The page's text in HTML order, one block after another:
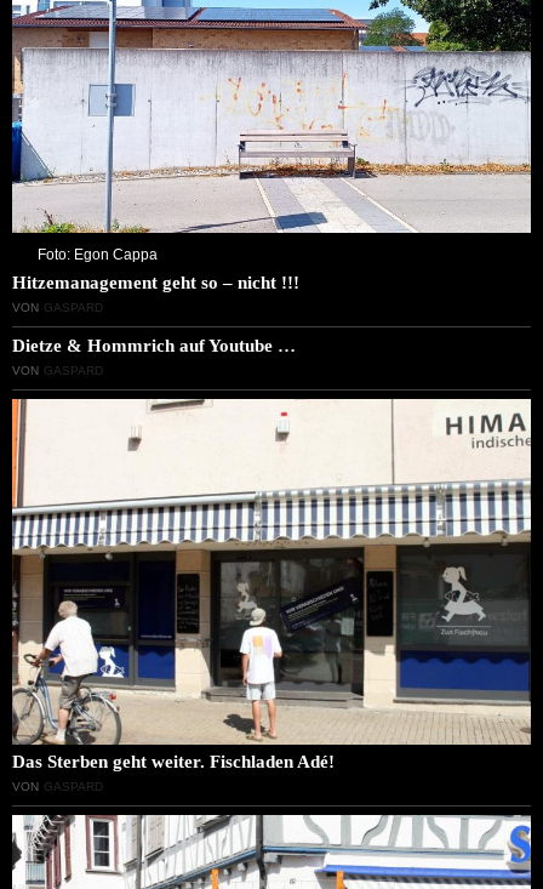
Foto: Egon Cappa
Hitzemanagement geht so – nicht !!!
VON GASPARD
Dietze & Hommrich auf Youtube …
VON GASPARD
Das Sterben geht weiter. Fischladen Adé!
VON GASPARD